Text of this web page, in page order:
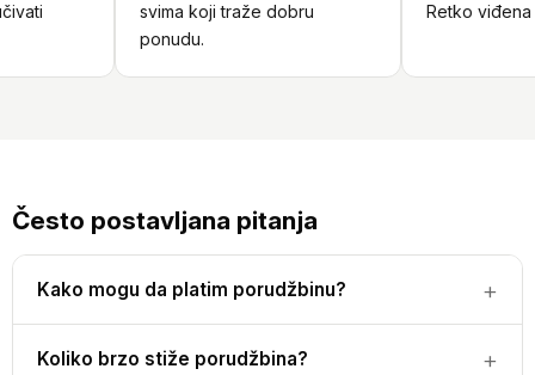
svima koji traže dobru
ponudu.
Retko viđena
Često postavljana pitanja
Kako mogu da platim porudžbinu?
Koliko brzo stiže porudžbina?